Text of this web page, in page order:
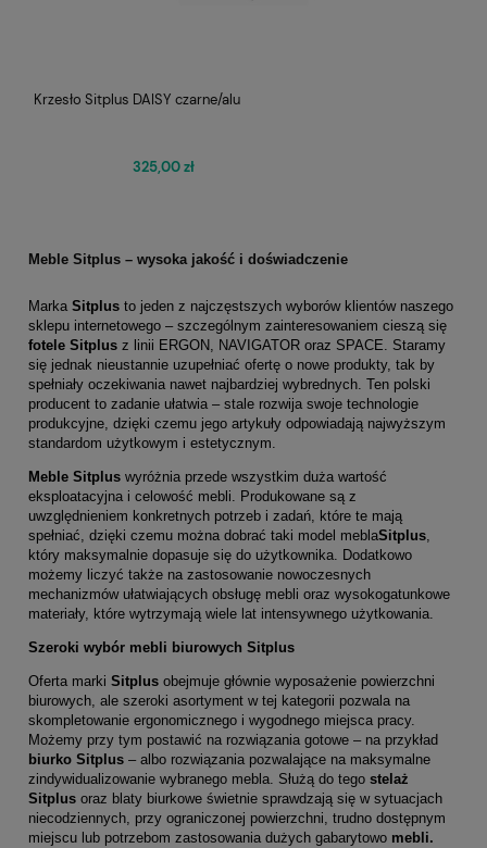
Krzesło Sitplus DAISY czarne/alu
325,00 zł
Meble Sitplus – wysoka jakość i doświadczenie
Marka Sitplus to jeden z najczęstszych wyborów klientów naszego
sklepu internetowego – szczególnym zainteresowaniem cieszą się
fotele Sitplus z linii ERGON, NAVIGATOR oraz SPACE. Staramy
się jednak nieustannie uzupełniać ofertę o nowe produkty, tak by
spełniały oczekiwania nawet najbardziej wybrednych. Ten polski
producent to zadanie ułatwia – stale rozwija swoje technologie
produkcyjne, dzięki czemu jego artykuły odpowiadają najwyższym
standardom użytkowym i estetycznym.
Meble Sitplus wyróżnia przede wszystkim duża wartość
eksploatacyjna i celowość mebli. Produkowane są z
uwzględnieniem konkretnych potrzeb i zadań, które te mają
spełniać, dzięki czemu można dobrać taki model meblaSitplus
który maksymalnie dopasuje się do użytkownika. Dodatkowo
możemy liczyć także na zastosowanie nowoczesnych
mechanizmów ułatwiających obsługę mebli oraz wysokogatunkowe
materiały, które wytrzymają wiele lat intensywnego użytkowania.
Szeroki wybór mebli biurowych Sitplus
Oferta marki Sitplus obejmuje głównie wyposażenie powierzchni
biurowych, ale szeroki asortyment w tej kategorii pozwala na
skompletowanie ergonomicznego i wygodnego miejsca pracy.
Możemy przy tym postawić na rozwiązania gotowe – na przykład
biurko Sitplus – albo rozwiązania pozwalające na maksymalne
zindywidualizowanie wybranego mebla. Służą do tego stelaż
Sitplus oraz blaty biurkowe świetnie sprawdzają się w sytuacjach
niecodziennych, przy ograniczonej powierzchni, trudno dostępnym
miejscu lub potrzebom zastosowania dużych gabarytowo mebli.